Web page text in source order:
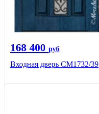
168 400 руб
Входная дверь СМ1732/39